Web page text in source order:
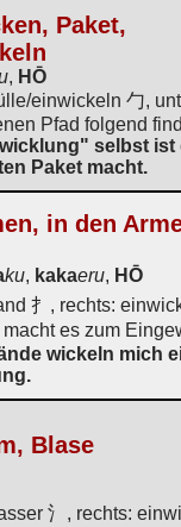
Paket,
, HŌ
einwickeln 勹,
Pfad folgend
selbst ist
Paket macht.
in den
ku, kakaeru, HŌ
扌, rechts:
es zum
wickeln mich
Blase
氵, rechts: